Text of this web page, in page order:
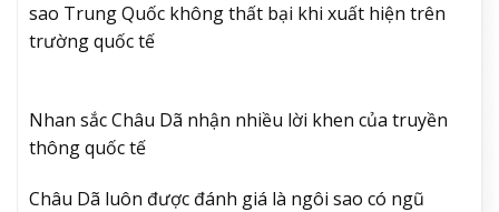
sao Trung Quốc không thất bại khi xuất hiện trên
trường quốc tế
Nhan sắc Châu Dã nhận nhiều lời khen của truyền
thông quốc tế
Châu Dã luôn được đánh giá là ngôi sao có ngũ